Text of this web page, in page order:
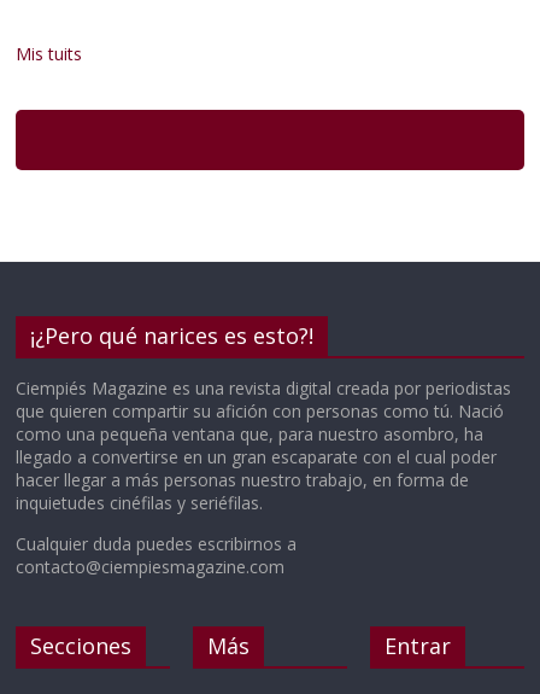
Mis tuits
¡¿Pero qué narices es esto?!
Ciempiés Magazine es una revista digital creada por periodistas
que quieren compartir su afición con personas como tú. Nació
como una pequeña ventana que, para nuestro asombro, ha
llegado a convertirse en un gran escaparate con el cual poder
hacer llegar a más personas nuestro trabajo, en forma de
inquietudes cinéfilas y seriéfilas.
Cualquier duda puedes escribirnos a
contacto@ciempiesmagazine.com
Secciones Más Entrar